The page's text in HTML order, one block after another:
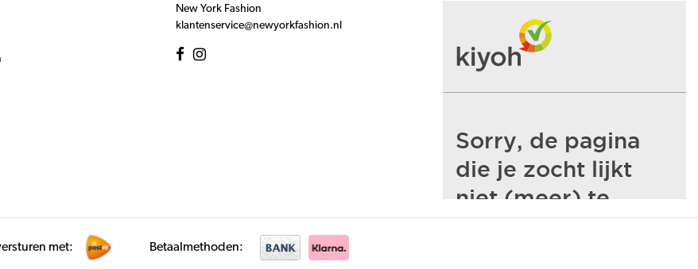
New York Fashion
klantenservice@newyorkfashion.nl
met: Betaalmethoden: